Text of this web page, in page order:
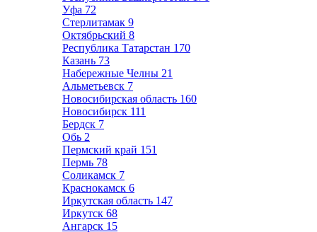
Уфа 72
Стерлитамак 9
Октябрьский 8
Республика Татарстан 170
Казань 73
Набережные Челны 21
Альметьевск 7
Новосибирская область 160
Новосибирск 111
Бердск 7
Обь 2
Пермский край 151
Пермь 78
Соликамск 7
Краснокамск 6
Иркутская область 147
Иркутск 68
Ангарск 15